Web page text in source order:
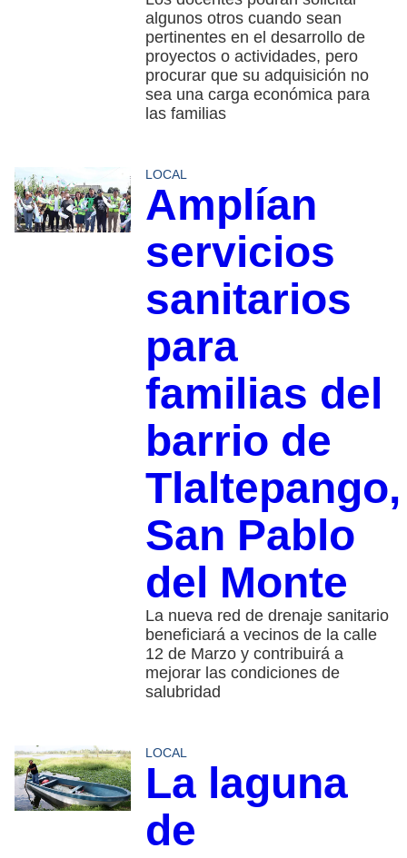
algunos otros cuando sean
pertinentes en el desarrollo de
proyectos o actividades, pero
procurar que su adquisición no
sea una carga económica para
las familias
LOCAL
Amplían
servicios
sanitarios
para
familias del
barrio de
Tlaltepango,
San Pablo
del Monte
La nueva red de drenaje sanitario
beneficiará a vecinos de la calle
12 de Marzo y contribuirá a
mejorar las condiciones de
salubridad
LOCAL
La laguna
de